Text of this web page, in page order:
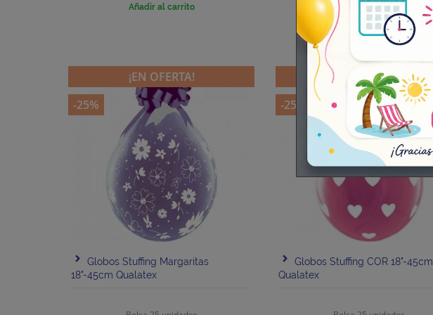
Añadir al carrito Añadir al carrito
Globos Stuffing Margaritas
18"-45cm Qualatex
¡EN OFERTA!
-25%
Globos Stuffing COR 18"-45cm
Qualatex
¡EN OFERTA!
-25%